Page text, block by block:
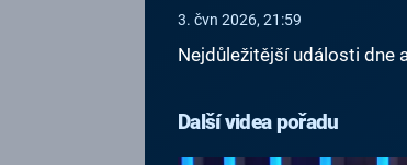
3. čvn 2026, 21:59
Nejdůležitější události dne
Další videa pořadu